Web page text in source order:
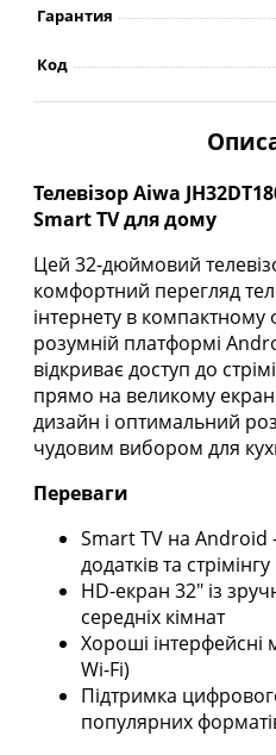
Гарантия
Код
Телевізор Aiwa
Smart TV для дому
Цей 32-дюймовий
комфортний перегляд
інтернету в компактному
розумній платформі
відкриває доступ до
прямо на великому
дизайн і оптимальний
чудовим вибором для
Переваги
Smart TV на Android
додатків та стрімінгу
HD-екран 32″ із
середніх кімнат
Хороші інтерфейсні
Wi-Fi)
Підтримка
популярних